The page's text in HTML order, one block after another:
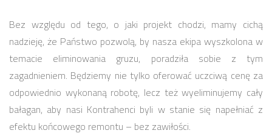
Bez względu od tego, o jaki projekt chodzi, mamy cichą
nadzieję, że Państwo pozwolą, by nasza ekipa wyszkolona w
temacie eliminowania gruzu, poradziła sobie z tym
zagadnieniem. Będziemy nie tylko oferować uczciwą cenę za
odpowiednio wykonaną robotę, lecz też wyeliminujemy cały
bałagan, aby nasi Kontrahenci byli w stanie się napełniać z
efektu końcowego remontu – bez zawiłości.